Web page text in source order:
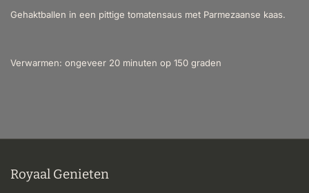
Gehaktballen in een pittige tomatensaus met Parmezaanse kaas.
Verwarmen: ongeveer 20 minuten op 150 graden
Royaal Genieten